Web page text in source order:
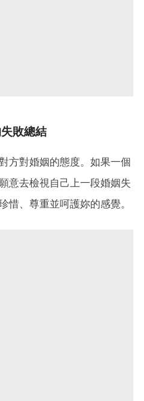
敗總結
方對婚姻的態度。如果一個
意去檢視自己上一段婚姻失
惜、尊重並呵護妳的感覺。